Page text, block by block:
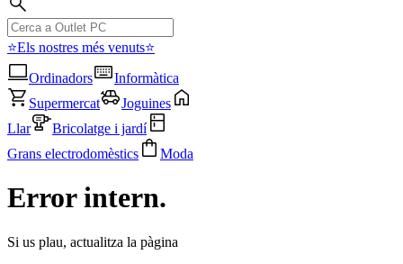
⭐Els nostres més venuts⭐
Ordinadors
Informàtica
Supermercat
Joguines
Llar
Bricolatge i jardí
Grans electrodomèstics
Moda
Error intern.
Si us plau, actualitza la pàgina